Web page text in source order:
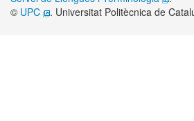
© UPC . Universitat Politècnica de